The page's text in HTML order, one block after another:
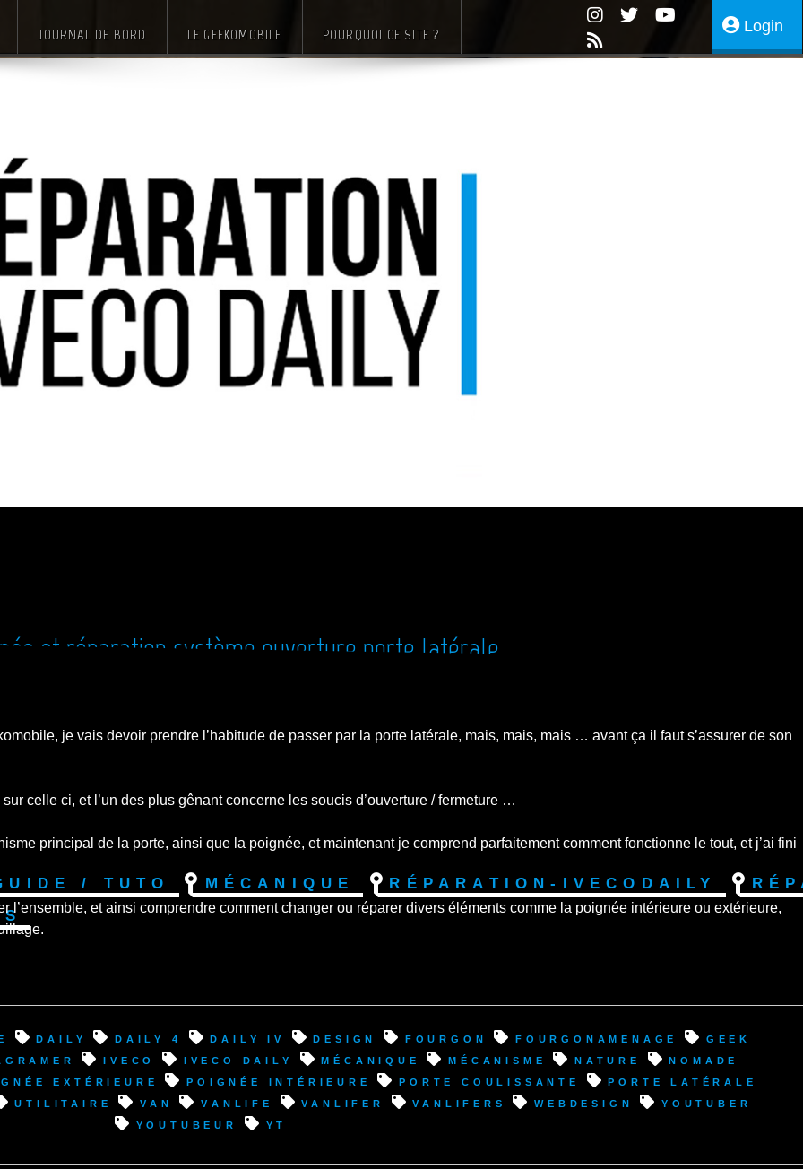
JOURNAL DE BORD LE GEEKOMOBILE POURQUOI CE SITE ? Login
/ Tuto Mécanique Réparation-IvecoDaily
et réparation système ouverture porte latérale
je vais devoir prendre l’habitude de passer par la porte latérale, mais, mais, mais … avant ça il faut s’assurer de son
celle ci, et l’un des plus gênant concerne les soucis d’ouverture / fermeture …
principal de la porte, ainsi que la poignée, et maintenant je comprend parfaitement comment fonctionne le tout, et j’ai fini
l’ensemble, et ainsi comprendre comment changer ou réparer divers éléments comme la poignée intérieure ou extérieure,
Daily Daily 4 Daily IV design fourgon fourgonamenage
geek
Iveco Iveco Daily mécanique mécanisme nature
nomade
extérieure poignée intérieure porte coulissante
porte latérale
utilitaire van VanLife vanlifer vanlifers webdesign
youtuber
youtubeur
YT